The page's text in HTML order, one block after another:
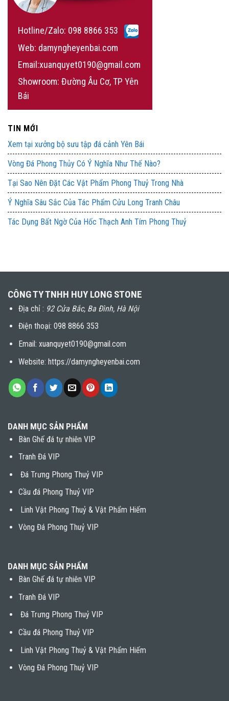
Hotline/Zalo: 098 8866 353
Web: damyngheyenbai.com
Email:xuanquyet0190@gmail.com
Showroom: Đường Âu Cơ, TP Yên
Bái
TIN MỚI
Xem tại xưởng bộ sưu tập đá cảnh Yên Bái
Vòng Đá Phong Thủy Có Ý Nghĩa Như Thế Nào?
Tại Sao Nên Đặt Các Vật Phẩm Phong Thuỷ Trong Nhà
Ý Nghĩa Sâu Sắc Của Tác Phẩm Cửu Long Tranh Châu
Tác Dụng Bất Ngờ Của Hốc Thạch Anh Tím Phong Thuỷ
CÔNG TY TNHH HUY LONG STONE
Địa chỉ : 92 Cửa Bắc, Ba Đình, Hà Nội
Điện thoại: 098 8866 353
Email: xuanquyet0190@gmail.com
Website: https://damyngheyenbai.com
DANH MỤC SẢN PHẨM
Bàn Ghế đá tự nhiên VIP
Tranh Đá VIP
Đá Trưng Phong Thuỷ VIP
Cầu đá Phong Thuỷ VIP
Linh Vật Phong Thuỷ & Vật Phẩm Hiếm
Vòng Đá Phong Thuỷ VIP
DANH MỤC SẢN PHẨM
Bàn Ghế đá tự nhiên VIP
Tranh Đá VIP
Đá Trưng Phong Thuỷ VIP
Cầu đá Phong Thuỷ VIP
Linh Vật Phong Thuỷ & Vật Phẩm Hiếm
Vòng Đá Phong Thuỷ VIP